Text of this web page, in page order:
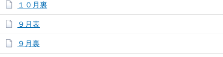
１０月裏
９月表
９月裏